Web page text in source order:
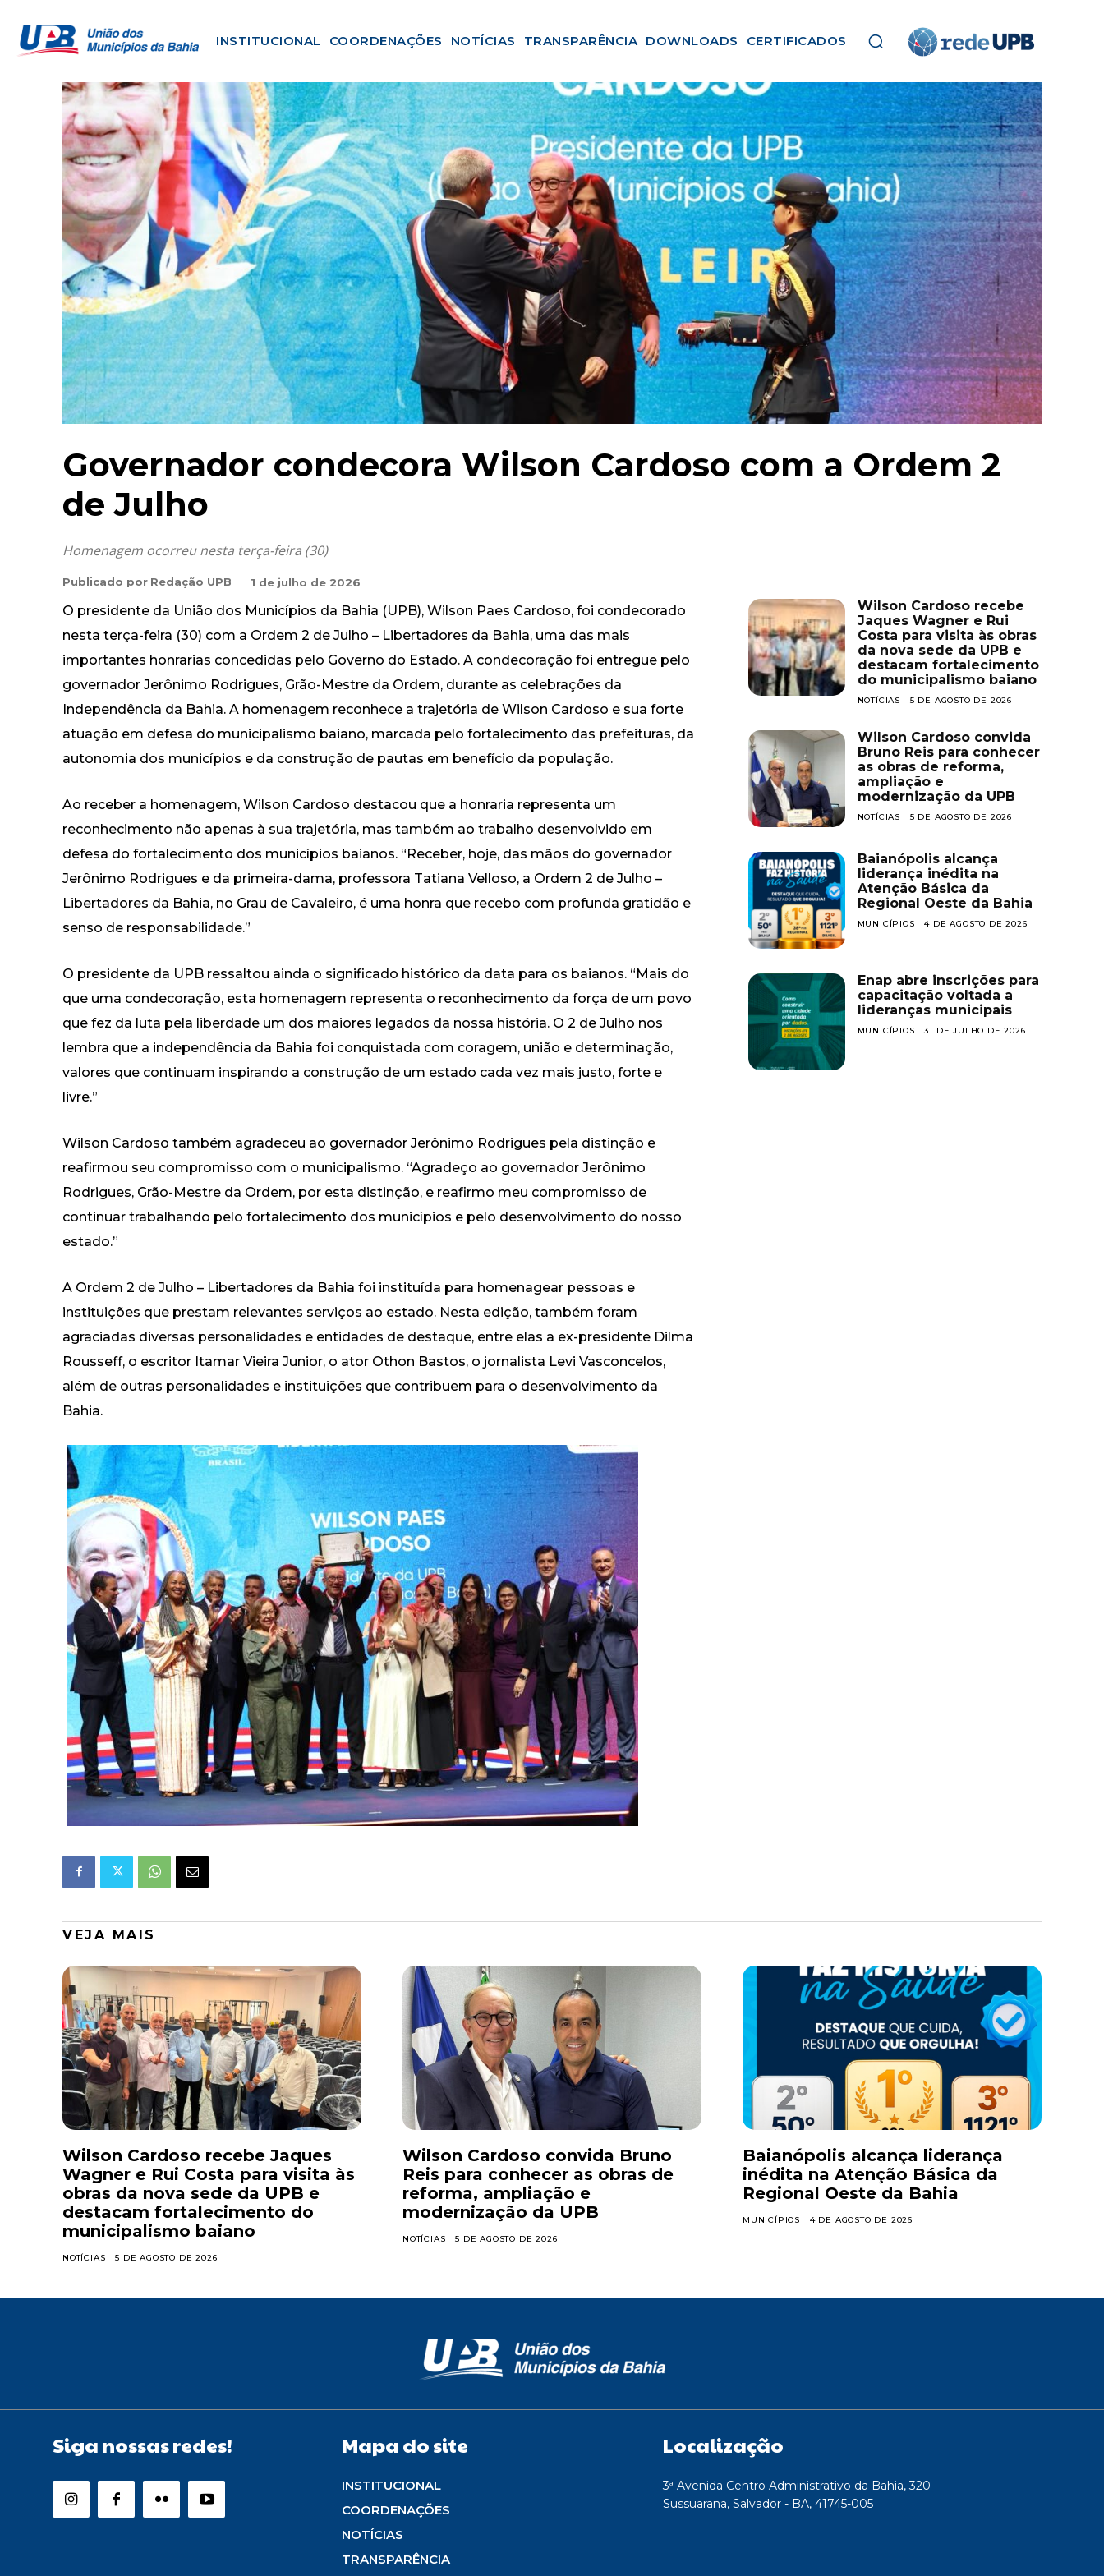
INSTITUCIONAL COORDENAÇÕES NOTÍCIAS TRANSPARÊNCIA DOWNLOADS CERTIFICADOS
Governador condecora Wilson Cardoso com a Ordem 2
de Julho
Homenagem ocorreu nesta terça-feira (30)
Publicado por Redação UPB 1 de julho de 2026
O presidente da União dos Municípios da Bahia (UPB), Wilson Paes Cardoso, foi condecorado
nesta terça-feira (30) com a Ordem 2 de Julho – Libertadores da Bahia, uma das mais
importantes honrarias concedidas pelo Governo do Estado. A condecoração foi entregue pelo
governador Jerônimo Rodrigues, Grão-Mestre da Ordem, durante as celebrações da
Independência da Bahia. A homenagem reconhece a trajetória de Wilson Cardoso e sua forte
atuação em defesa do municipalismo baiano, marcada pelo fortalecimento das prefeituras, da
autonomia dos municípios e da construção de pautas em benefício da população.
Ao receber a homenagem, Wilson Cardoso destacou que a honraria representa um
reconhecimento não apenas à sua trajetória, mas também ao trabalho desenvolvido em
defesa do fortalecimento dos municípios baianos. “Receber, hoje, das mãos do governador
Jerônimo Rodrigues e da primeira-dama, professora Tatiana Velloso, a Ordem 2 de Julho –
Libertadores da Bahia, no Grau de Cavaleiro, é uma honra que recebo com profunda gratidão e
senso de responsabilidade.”
O presidente da UPB ressaltou ainda o significado histórico da data para os baianos. “Mais do
que uma condecoração, esta homenagem representa o reconhecimento da força de um povo
que fez da luta pela liberdade um dos maiores legados da nossa história. O 2 de Julho nos
lembra que a independência da Bahia foi conquistada com coragem, união e determinação,
valores que continuam inspirando a construção de um estado cada vez mais justo, forte e
livre.”
Wilson Cardoso também agradeceu ao governador Jerônimo Rodrigues pela distinção e
reafirmou seu compromisso com o municipalismo. “Agradeço ao governador Jerônimo
Rodrigues, Grão-Mestre da Ordem, por esta distinção, e reafirmo meu compromisso de
continuar trabalhando pelo fortalecimento dos municípios e pelo desenvolvimento do nosso
estado.”
A Ordem 2 de Julho – Libertadores da Bahia foi instituída para homenagear pessoas e
instituições que prestam relevantes serviços ao estado. Nesta edição, também foram
agraciadas diversas personalidades e entidades de destaque, entre elas a ex-presidente Dilma
Rousseff, o escritor Itamar Vieira Junior, o ator Othon Bastos, o jornalista Levi Vasconcelos,
além de outras personalidades e instituições que contribuem para o desenvolvimento da
Bahia.
Wilson Cardoso recebe
Jaques Wagner e Rui
Costa para visita às obras
da nova sede da UPB e
destacam fortalecimento
do municipalismo baiano
NOTÍCIAS 5 DE AGOSTO DE 2026
Wilson Cardoso convida
Bruno Reis para conhecer
as obras de reforma,
ampliação e
modernização da UPB
NOTÍCIAS 5 DE AGOSTO DE 2026
Baianópolis alcança
liderança inédita na
Atenção Básica da
Regional Oeste da Bahia
MUNICÍPIOS 4 DE AGOSTO DE 2026
Enap abre inscrições para
capacitação voltada a
lideranças municipais
MUNICÍPIOS 31 DE JULHO DE 2026
VEJA MAIS
Wilson Cardoso recebe Jaques
Wagner e Rui Costa para visita às
obras da nova sede da UPB e
destacam fortalecimento do
municipalismo baiano
NOTÍCIAS 5 DE AGOSTO DE 2026
Wilson Cardoso convida Bruno
Reis para conhecer as obras de
reforma, ampliação e
modernização da UPB
NOTÍCIAS 5 DE AGOSTO DE 2026
Baianópolis alcança liderança
inédita na Atenção Básica da
Regional Oeste da Bahia
MUNICÍPIOS 4 DE AGOSTO DE 2026
Siga nossas redes! Mapa do site
INSTITUCIONAL
COORDENAÇÕES
NOTÍCIAS
TRANSPARÊNCIA
Localização
3ª Avenida Centro Administrativo da Bahia, 320 -
Sussuarana, Salvador - BA, 41745-005